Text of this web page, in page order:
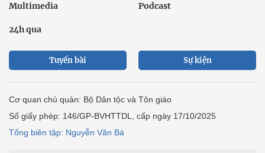
Multimedia Podcast
24h qua
Tuyến bài Sự kiện
Cơ quan chủ quản: Bộ Dân tộc và Tôn giáo
Số giấy phép: 146/GP-BVHTTDL, cấp ngày 17/10/2025
Tổng biên tập: Nguyễn Văn Bá